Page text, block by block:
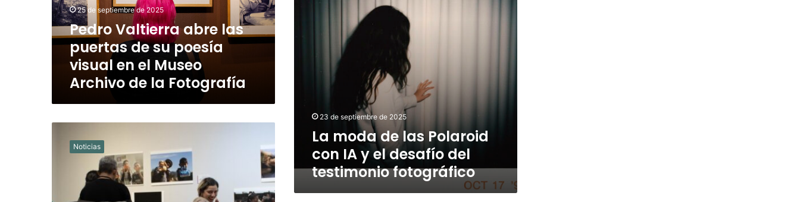
su
poesía
en
Museo
Archivo
la
25 de septiembre de 2025
Pedro Valtierra abre las
puertas de su poesía
visual en el Museo
Archivo de la Fotografía
fotográfico
23 de septiembre de 2025
La moda de las Polaroid
con IA y el desafío del
testimonio fotográfico
inaugura
Noticias